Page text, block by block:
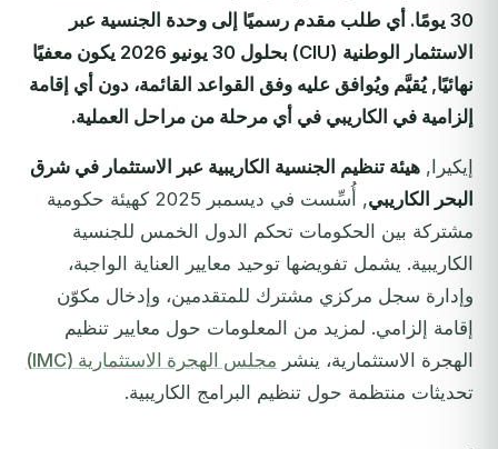
30 يومًا. أي طلب مقدم رسميًا إلى وحدة الجنسية عبر
الاستثمار الوطنية (CIU) بحلول 30 يونيو 2026 يكون معفيًا
نهائيًا, يُقيَّم ويُوافق عليه وفق القواعد القائمة، دون أي إقامة
إلزامية في الكاريبي في أي مرحلة من مراحل العملية.
إيكيرا, هيئة تنظيم الجنسية الكاريبية عبر الاستثمار في شرق
البحر الكاريبي
, أُسِّست في ديسمبر 2025 كهيئة حكومية
مشتركة بين الحكومات تحكم الدول الخمس للجنسية
الكاريبية. يشمل تفويضها توحيد معايير العناية الواجبة،
وإدارة سجل مركزي مشترك للمتقدمين، وإدخال مكوّن
إقامة إلزامي. لمزيد من المعلومات حول معايير تنظيم
الهجرة الاستثمارية، ينشر مجلس الهجرة الاستثمارية (IMC)
تحديثات منتظمة حول تنظيم البرامج الكاريبية.